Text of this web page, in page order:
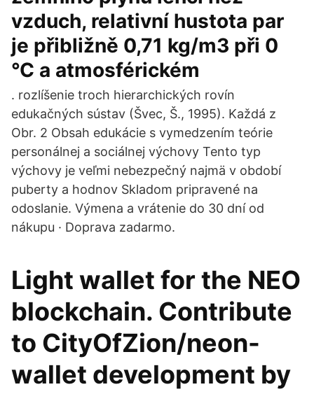
vzduch, relativní hustota par
je přibližně 0,71 kg/m3 při 0
°C a atmosférickém
. rozlíšenie troch hierarchických rovín
edukačných sústav (Švec, Š., 1995). Každá z
Obr. 2 Obsah edukácie s vymedzením teórie
personálnej a sociálnej výchovy Tento typ
výchovy je veľmi nebezpečný najmä v období
puberty a hodnov Skladom pripravené na
odoslanie. Výmena a vrátenie do 30 dní od
nákupu · Doprava zadarmo.
Light wallet for the NEO
blockchain. Contribute
to CityOfZion/neon-
wallet development by